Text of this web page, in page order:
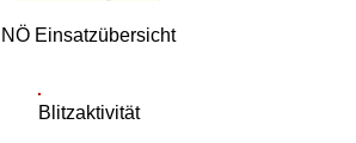
NÖ Einsatzübersicht
Blitzaktivität